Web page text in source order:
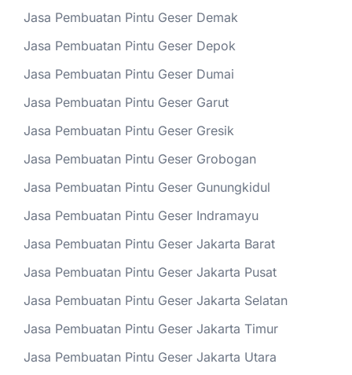
Jasa Pembuatan Pintu Geser Demak
Jasa Pembuatan Pintu Geser Depok
Jasa Pembuatan Pintu Geser Dumai
Jasa Pembuatan Pintu Geser Garut
Jasa Pembuatan Pintu Geser Gresik
Jasa Pembuatan Pintu Geser Grobogan
Jasa Pembuatan Pintu Geser Gunungkidul
Jasa Pembuatan Pintu Geser Indramayu
Jasa Pembuatan Pintu Geser Jakarta Barat
Jasa Pembuatan Pintu Geser Jakarta Pusat
Jasa Pembuatan Pintu Geser Jakarta Selatan
Jasa Pembuatan Pintu Geser Jakarta Timur
Jasa Pembuatan Pintu Geser Jakarta Utara